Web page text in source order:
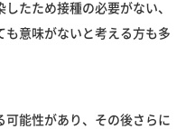
たため接種の必要がない、
も意味がないと考える方も多
可能性があり、その後さらに